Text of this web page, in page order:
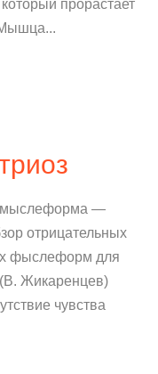
прорастает
мыслеформа —
отрицательных
фыслеформ для
Жикаренцев)
чувства